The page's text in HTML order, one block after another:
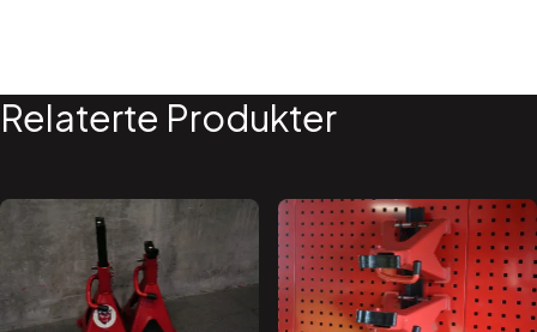
Relaterte Produkter